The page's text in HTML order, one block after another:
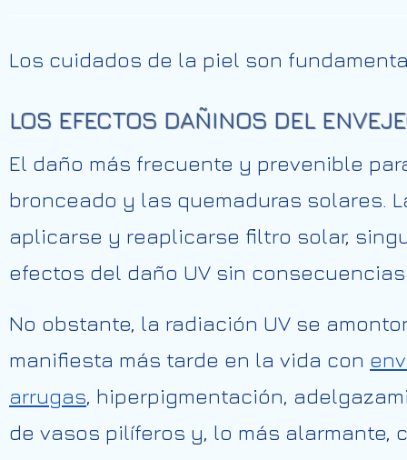
Los cuidados de la piel son
LOS EFECTOS DAÑINOS DEL
El daño más frecuente y prevenible
bronceado y las quemaduras solares.
aplicarse y reaplicarse filtro solar,
efectos del daño UV sin
No obstante, la radiación UV se
manifiesta más tarde en la vida con
arrugas, hiperpigmentación,
de vasos pilíferos y, lo más alarmante,